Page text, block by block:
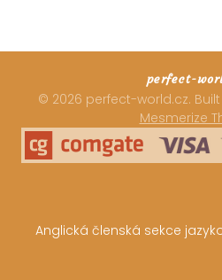
perfect-
© 2026 perfect-world.cz.
Mesmerize
Anglická členská sekce